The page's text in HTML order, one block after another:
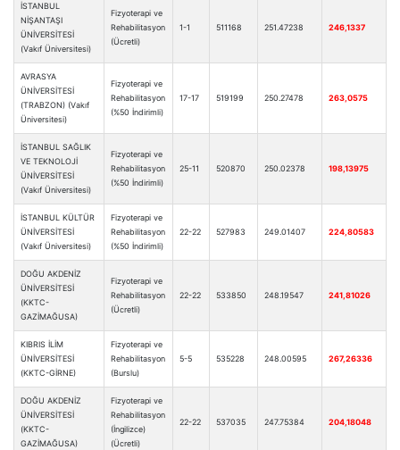
İSTANBUL
NİŞANTAŞI
ÜNİVERSİTESİ
(Vakıf Üniversitesi)
Fizyoterapi ve
Rehabilitasyon
(Ücretli)
1-1 511168 251.47238 246,1337
AVRASYA
ÜNİVERSİTESİ
(TRABZON) (Vakıf
Üniversitesi)
Fizyoterapi ve
Rehabilitasyon
(%50 İndirimli)
17-17 519199 250.27478 263,0575
İSTANBUL SAĞLIK
VE TEKNOLOJİ
ÜNİVERSİTESİ
(Vakıf Üniversitesi)
Fizyoterapi ve
Rehabilitasyon
(%50 İndirimli)
25-11 520870 250.02378 198,13975
İSTANBUL KÜLTÜR
ÜNİVERSİTESİ
(Vakıf Üniversitesi)
Fizyoterapi ve
Rehabilitasyon
(%50 İndirimli)
22-22 527983 249.01407 224,80583
DOĞU AKDENİZ
ÜNİVERSİTESİ
(KKTC-
GAZİMAĞUSA)
Fizyoterapi ve
Rehabilitasyon
(Ücretli)
22-22 533850 248.19547 241,81026
KIBRIS İLİM
ÜNİVERSİTESİ
(KKTC-GİRNE)
Fizyoterapi ve
Rehabilitasyon
(Burslu)
5-5 535228 248.00595 267,26336
DOĞU AKDENİZ
ÜNİVERSİTESİ
(KKTC-
GAZİMAĞUSA)
Fizyoterapi ve
Rehabilitasyon
(İngilizce)
(Ücretli)
22-22 537035 247.75384 204,18048